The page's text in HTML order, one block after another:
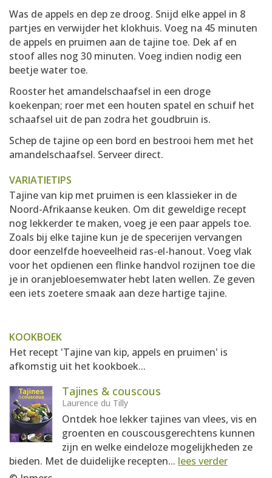
Was de appels en dep ze droog. Snijd elke appel in 8
partjes en verwijder het klokhuis. Voeg na 45 minuten
de appels en pruimen aan de tajine toe. Dek af en
stoof alles nog 30 minuten. Voeg indien nodig een
beetje water toe.
Rooster het amandelschaafsel in een droge
koekenpan; roer met een houten spatel en schuif het
schaafsel uit de pan zodra het goudbruin is.
Schep de tajine op een bord en bestrooi hem met het
amandelschaafsel. Serveer direct.
VARIATIETIPS
Tajine van kip met pruimen is een klassieker in de
Noord-Afrikaanse keuken. Om dit geweldige recept
nog lekkerder te maken, voeg je een paar appels toe.
Zoals bij elke tajine kun je de specerijen vervangen
door eenzelfde hoeveelheid ras-el-hanout. Voeg vlak
voor het opdienen een flinke handvol rozijnen toe die
je in oranjebloesemwater hebt laten wellen. Ze geven
een iets zoetere smaak aan deze hartige tajine.
KOOKBOEK
Het recept 'Tajine van kip, appels en pruimen' is
afkomstig uit het kookboek...
Tajines & couscous
Laurence du Tilly
Ontdek hoe lekker tajines van vlees, vis en
groenten en couscousgerechtens kunnen
zijn en welke eindeloze mogelijkheden ze
bieden. Met de duidelijke recepten... lees verder